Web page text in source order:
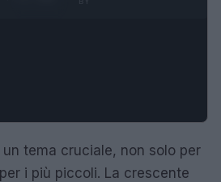
tema cruciale, non solo per
i più piccoli. La crescente